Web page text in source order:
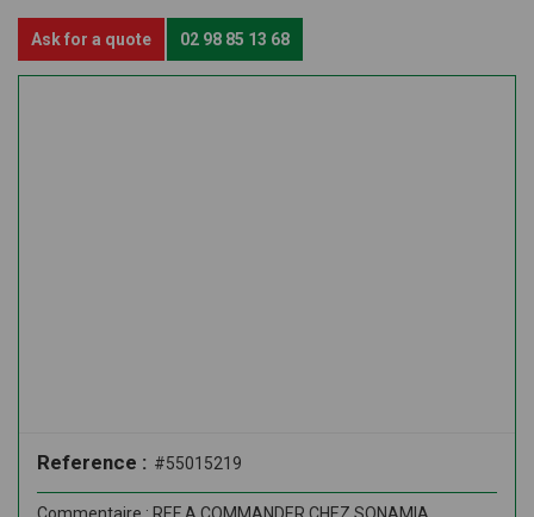
Ask for a quote 02 98 85 13 68
Reference : #55015219